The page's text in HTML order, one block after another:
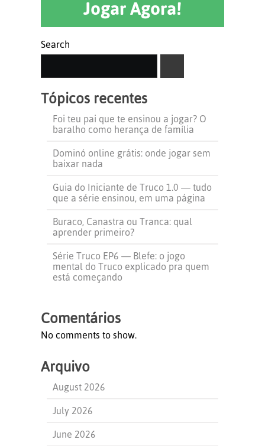
Jogar Agora!
Search
Tópicos recentes
Foi teu pai que te ensinou a jogar? O
baralho como herança de família
Dominó online grátis: onde jogar sem
baixar nada
Guia do Iniciante de Truco 1.0 — tudo
que a série ensinou, em uma página
Buraco, Canastra ou Tranca: qual
aprender primeiro?
Série Truco EP6 — Blefe: o jogo
mental do Truco explicado pra quem
está começando
Comentários
No comments to show.
Arquivo
August 2026
July 2026
June 2026